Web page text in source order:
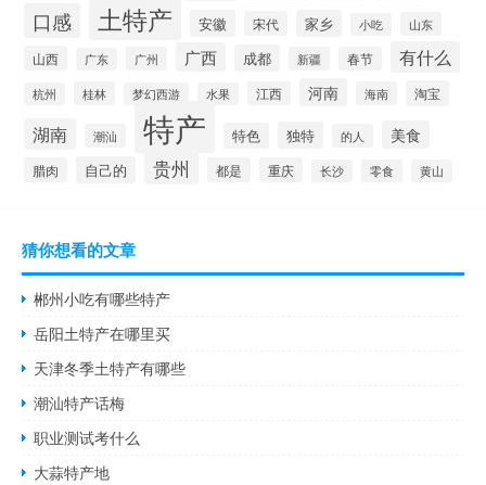
口感 土特产 安徽 宋代 家乡 小吃 山东
山西 广东 广州 广西 成都 新疆 春节 有什么
杭州 桂林 梦幻西游 水果 江西 河南 海南 淘宝
湖南 潮汕 特产 特色 独特 的人 美食
腊肉 自己的 贵州 都是 重庆 长沙 零食 黄山
猜你想看的文章
郴州小吃有哪些特产
岳阳土特产在哪里买
天津冬季土特产有哪些
潮汕特产话梅
职业测试考什么
大蒜特产地